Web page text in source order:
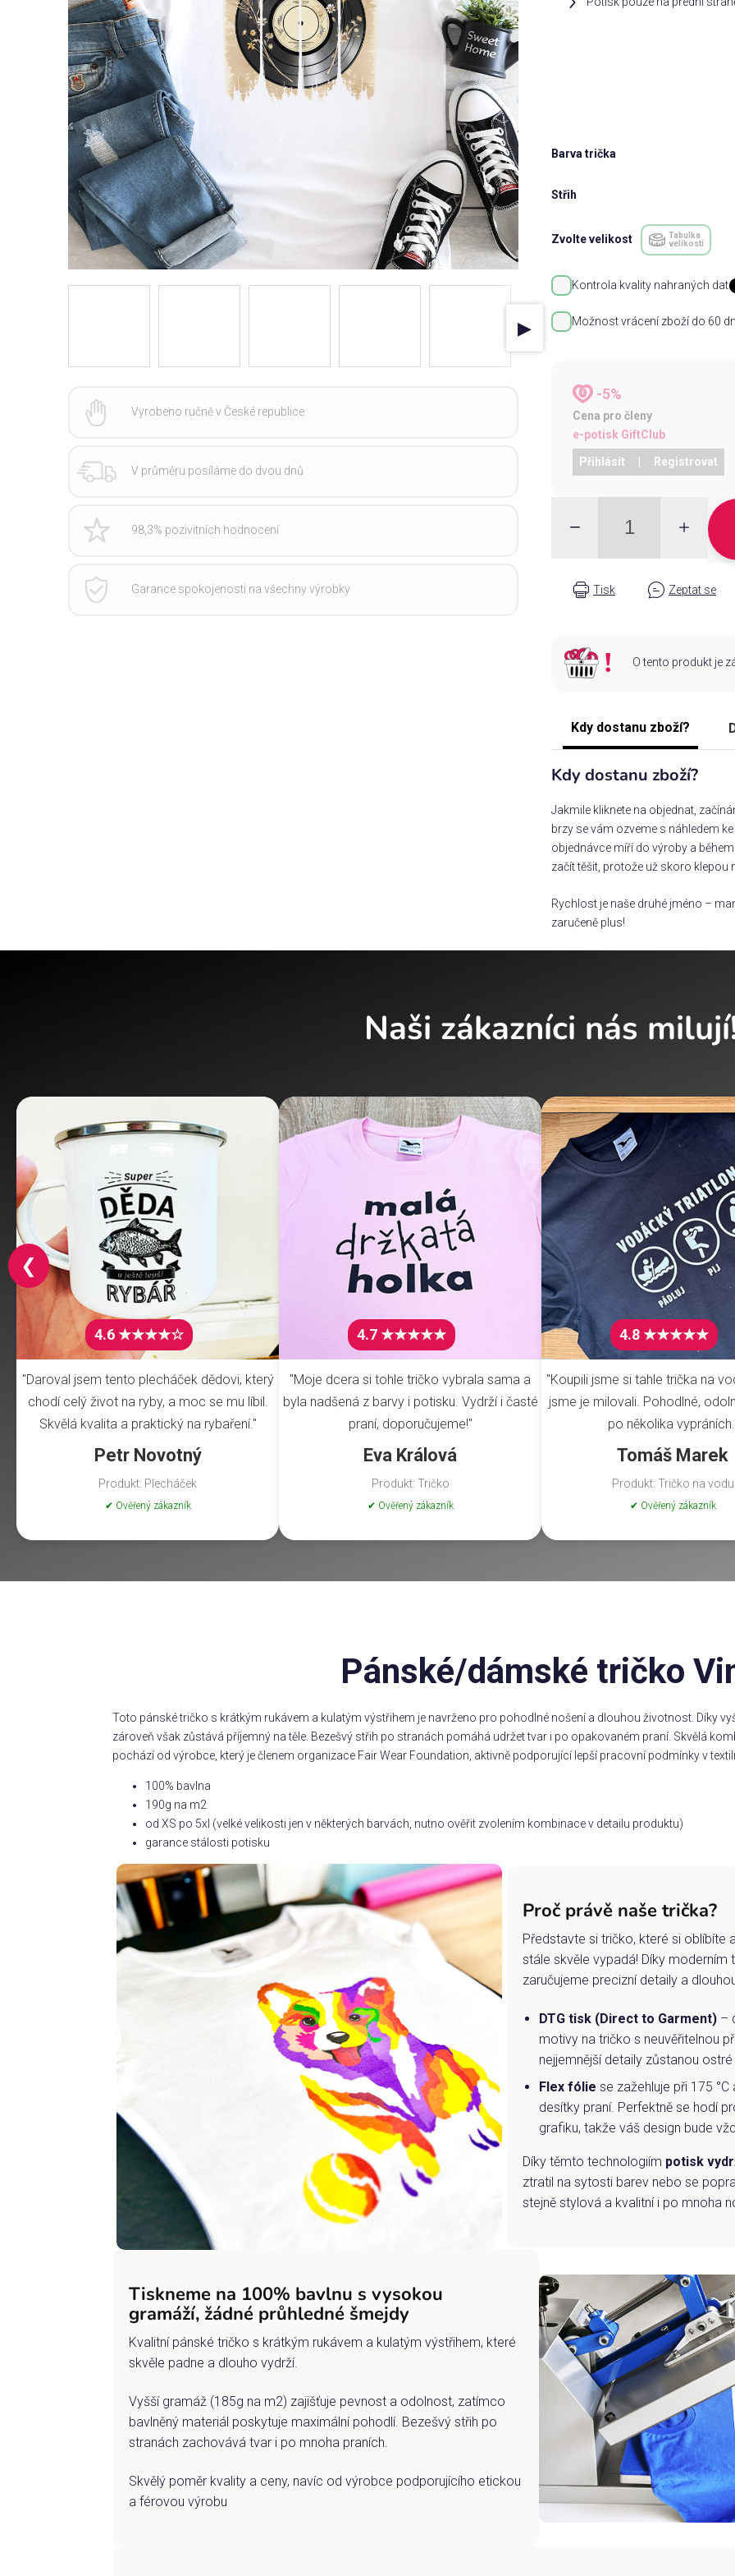
Barva trička
Střih
Zvolte velikost
Tabulka
velikostí
Kontrola kvality nahraných dat
Možnost vrácení zboží do 60
-5%
Cena pro členy
e-potisk GiftClub
Přihlásit Registrovat
Tisk Zeptat se
O tento produkt je
Kdy dostanu zboží?
Kdy dostanu zboží?
Jakmile kliknete na objednat,
brzy se vám ozveme s náhledem
objednávce míří do výroby a
začít těšit, protože už skoro klepou
Rychlost je naše druhé jméno –
zaručeně plus!
▶
Vyrobeno ručně v České republice
V průměru posíláme do dvou dnů
98,3% pozivitních hodnocení
Garance spokojenosti na všechny výrobky
Naši zákazníci nás
4.6 ★★★★☆
"Daroval jsem tento plecháček dědovi, který
chodí celý život na ryby, a moc se mu líbil.
Skvělá kvalita a praktický na rybaření."
Petr Novotný
Produkt: Plecháček
✔ Ověřený zákazník
4.7 ★★★★★
"Moje dcera si tohle tričko vybrala sama a
byla nadšená z barvy i potisku. Vydrží i časté
praní, doporučujeme!"
Eva Králová
Produkt: Tričko
✔ Ověřený zákazník
4.8 ★★★★★
"Koupili jsme si tahle trička na
jsme je milovali. Pohodlné,
po několika
Tomáš Marek
Produkt: Tričko na vodu
✔ Ověřený zákazník
❮
Pánské/dámské tričko
Toto pánské tričko s krátkým rukávem a kulatým výstřihem je navrženo pro pohodlné nošení a dlouhou životnost. Díky
zároveň však zůstává příjemný na těle. Bezešvý střih po stranách pomáhá udržet tvar i po opakovaném praní. Skvělá
pochází od výrobce, který je členem organizace Fair Wear Foundation, aktivně podporující lepší pracovní podmínky v
100% bavlna
190g na m2
od XS po 5xl (velké velikosti jen v některých barvách, nutno ověřit zvolením kombinace v detailu produktu)
garance stálosti potisku
Proč právě naše trička?
Představte si tričko, které si oblíbíte
stále skvěle vypadá! Díky moderním
zaručujeme precizní detaily a
DTG tisk (Direct to Garment)–
motivy na tričko s neuvěřitelnou
nejjemnější detaily zůstanou
Flex fólie se zažehluje při 175
desítky praní. Perfektně se hodí
grafiku, takže váš design bude
Díky těmto technologiím potisk
ztratil na sytosti barev nebo se
stejně stylová a kvalitní i po mnoha
Tiskneme na 100% bavlnu s vysokou
gramáží, žádné průhledné šmejdy
Kvalitní pánské tričko s krátkým rukávem a kulatým výstřihem, které
skvěle padne a dlouho vydrží.
Vyšší gramáž (185g na m2) zajišťuje pevnost a odolnost, zatímco
bavlněný materiál poskytuje maximální pohodlí. Bezešvý střih po
stranách zachovává tvar i po mnoha praních.
Skvělý poměr kvality a ceny, navíc od výrobce podporujícího etickou
a férovou výrobu